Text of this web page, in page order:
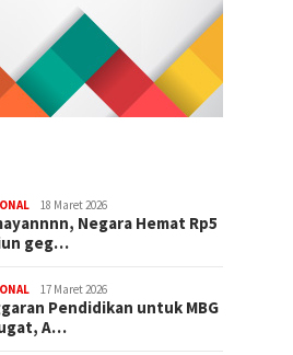
18 Maret 2026
Negara Hemat Rp5
geg…
17 Maret 2026
Pendidikan untuk MBG
A…